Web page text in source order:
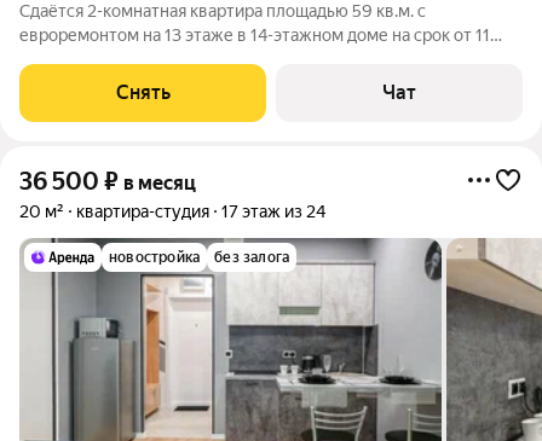
Сдаётся 2-комнатная квартира площадью 59 кв.м. с
евроремонтом на 13 этаже в 14-этажном доме на срок от 11
Посудомоечная машина Кондиционер Дом - монолитный, окна
выходят во двор и на улицу. В
Снять Чат
36 500 ₽ в месяц
20 м² квартира-студия 17 этаж из 24
новостройка без залога